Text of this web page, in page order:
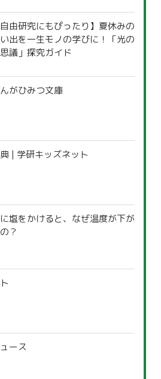
自由研究にもぴったり】夏休みの
出を一生モノの学びに！「光の
議」探究ガイド
がひみつ文庫
| 学研キッズネット
塩をかけると、なぜ温度が下が
？
ース